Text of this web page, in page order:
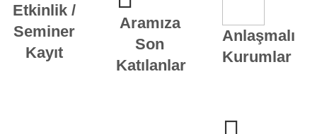
Etkinlik /
Seminer
Kayıt
Aramıza
Son
Katılanlar
Anlaşmalı
Kurumlar